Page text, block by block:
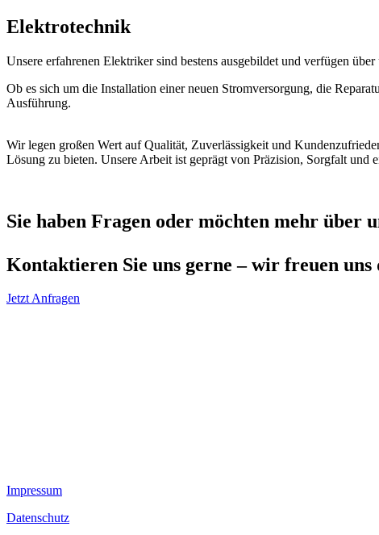
Elektrotechnik
Unsere erfahrenen Elektriker sind bestens ausgebildet und verfügen
Ob es sich um die Installation einer neuen Stromversorgung, die
Ausführung.
Wir legen großen Wert auf Qualität, Zuverlässigkeit und
Lösung zu bieten. Unsere Arbeit ist geprägt von Präzision, Sorgfalt und
Sie haben Fragen oder möchten mehr über
Kontaktieren Sie uns gerne – wir freuen
Jetzt Anfragen
Impressum
Datenschutz